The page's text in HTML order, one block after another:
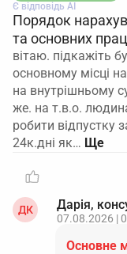
Є відповідь АІ
Порядок
та основних
вітаю. підкажіть
основному місці
на внутрішньому
же. на т.в.о.
робити відпустку
24к.дні як…
ДК Дарія,
07.08.2026 |
Основне